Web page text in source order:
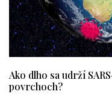
Ako dlho sa udrží
povrchoch?